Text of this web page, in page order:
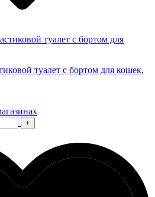
туалет с бортом для кошек,
+